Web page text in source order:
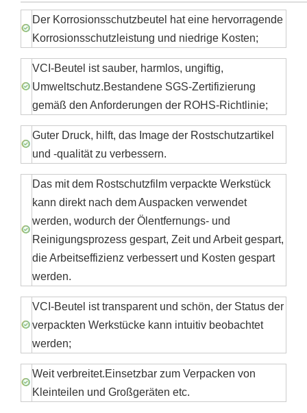
Der Korrosionsschutzbeutel hat eine hervorragende
Korrosionsschutzleistung und niedrige Kosten;
VCI-Beutel ist sauber, harmlos, ungiftig,
Umweltschutz.Bestandene SGS-Zertifizierung
gemäß den Anforderungen der ROHS-Richtlinie;
Guter Druck, hilft, das Image der Rostschutzartikel
und -qualität zu verbessern.
Das mit dem Rostschutzfilm verpackte Werkstück
kann direkt nach dem Auspacken verwendet
werden, wodurch der Ölentfernungs- und
Reinigungsprozess gespart, Zeit und Arbeit gespart,
die Arbeitseffizienz verbessert und Kosten gespart
werden.
VCI-Beutel ist transparent und schön, der Status der
verpackten Werkstücke kann intuitiv beobachtet
werden;
Weit verbreitet.Einsetzbar zum Verpacken von
Kleinteilen und Großgeräten etc.